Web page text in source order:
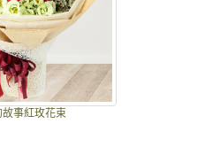
故事紅玫花束